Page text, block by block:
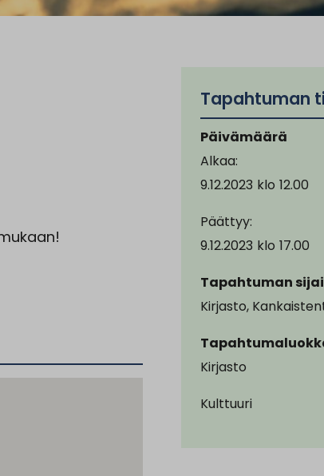
Tapahtuman
Päivämäärä
Alkaa:
9.12.2023 klo 12.00
Päättyy:
9.12.2023 klo 17.00
Tapahtuman
Kirjasto,
Kirjasto
Kulttuuri